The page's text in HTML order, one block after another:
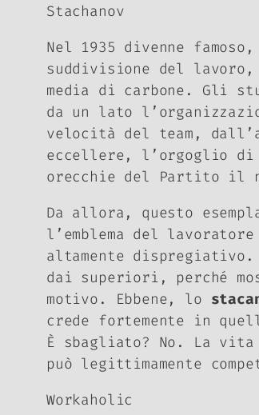
Stachanov
Nel 1935 divenne
suddivisione del
media di carbone. Gli
da un lato
velocità del team,
eccellere, l’orgoglio di
orecchie del Partito il
Da allora, questo
l’emblema del
altamente
dai superiori, perché
motivo. Ebbene, lo
crede fortemente in
È sbagliato? No. La
può legittimamente
Workaholic